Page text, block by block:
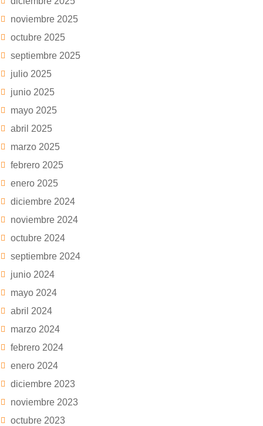
noviembre 2025
octubre 2025
septiembre 2025
julio 2025
junio 2025
mayo 2025
abril 2025
marzo 2025
febrero 2025
enero 2025
diciembre 2024
noviembre 2024
octubre 2024
septiembre 2024
junio 2024
mayo 2024
abril 2024
marzo 2024
febrero 2024
enero 2024
diciembre 2023
noviembre 2023
octubre 2023